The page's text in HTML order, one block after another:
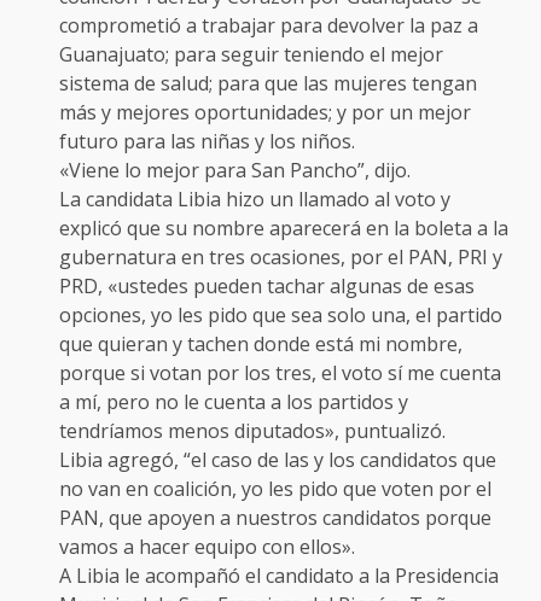
comprometió a trabajar para devolver la paz a
Guanajuato; para seguir teniendo el mejor
sistema de salud; para que las mujeres tengan
más y mejores oportunidades; y por un mejor
futuro para las niñas y los niños.
«Viene lo mejor para San Pancho”, dijo.
La candidata Libia hizo un llamado al voto y
explicó que su nombre aparecerá en la boleta a la
gubernatura en tres ocasiones, por el PAN, PRI y
PRD, «ustedes pueden tachar algunas de esas
opciones, yo les pido que sea solo una, el partido
que quieran y tachen donde está mi nombre,
porque si votan por los tres, el voto sí me cuenta
a mí, pero no le cuenta a los partidos y
tendríamos menos diputados», puntualizó.
Libia agregó, “el caso de las y los candidatos que
no van en coalición, yo les pido que voten por el
PAN, que apoyen a nuestros candidatos porque
vamos a hacer equipo con ellos».
A Libia le acompañó el candidato a la Presidencia